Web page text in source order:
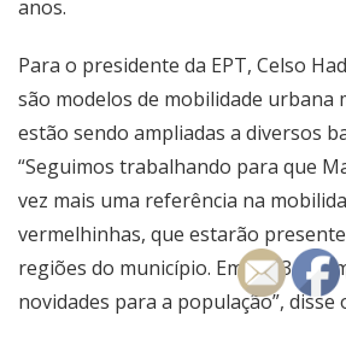
anos.
Para o presidente da EPT, Celso
são modelos de mobilidade urbana
estão sendo ampliadas a diversos
“Seguimos trabalhando para que
vez mais uma referência na
vermelhinhas, que estarão
regiões do município. Em 2023
novidades para a população”, disse